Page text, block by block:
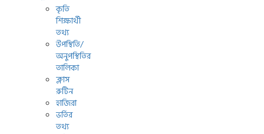
কৃতি
শিক্ষার্থী
তথ্য
উপস্থিতি/
অনুপস্থিতির
তালিকা
ক্লাস
রুটিন
হাজিরা
ভর্তির
তথ্য